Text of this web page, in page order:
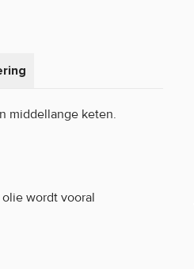
middellange keten.
wordt vooral